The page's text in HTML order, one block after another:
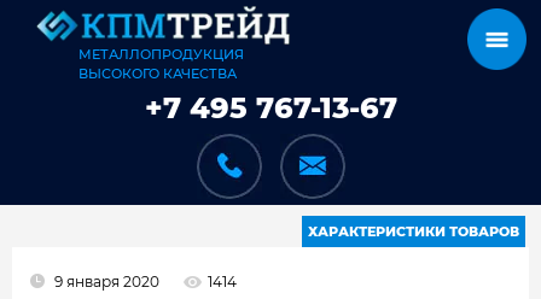
МЕТАЛЛОПРОДУКЦИЯ
ВЫСОКОГО КАЧЕСТВА
+7 495 767-13-67
ХАРАКТЕРИСТИКИ ТОВАРОВ
9 января 2020 1414